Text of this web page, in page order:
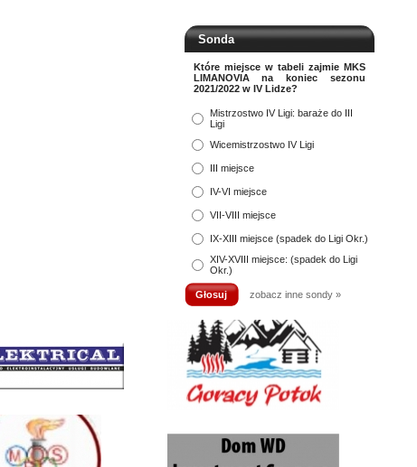
Sonda
Które miejsce w tabeli zajmie MKS
LIMANOVIA na koniec sezonu
2021/2022 w IV Lidze?
Mistrzostwo IV Ligi: baraże do III
Ligi
Wicemistrzostwo IV Ligi
III miejsce
IV-VI miejsce
VII-VIII miejsce
IX-XIII miejsce (spadek do Ligi Okr.)
XIV-XVIII miejsce: (spadek do Ligi
Okr.)
zobacz inne sondy »